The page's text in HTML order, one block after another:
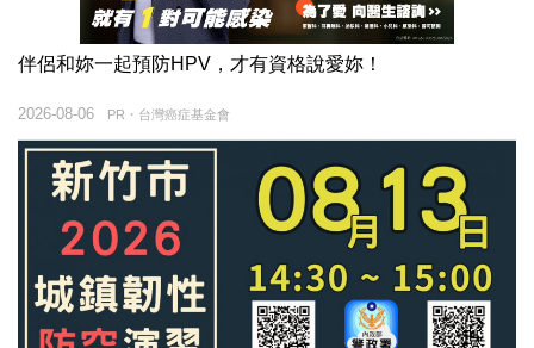
伴侶和妳一起預防HPV，才有資格說愛妳！
PR・台灣癌症基金會
2026-08-06